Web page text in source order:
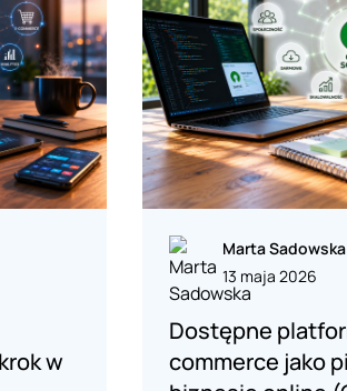
w
Marta Sadowska
13 maja 2026
Dostępne
commerce jako